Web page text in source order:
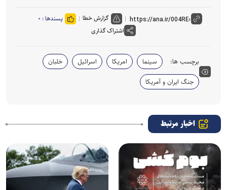
گزارش خطا پسندها : ۰
اشتراک گذاری
برچسب ها: سینما امریکا اسرائیل
خلبان
جنگ ایران و آمریکا
اخبار مرتبط